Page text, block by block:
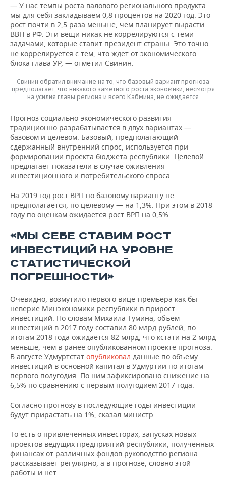
— У нас темпы роста валового регионального продукта
мы для себя закладываем 0,8 процентов на 2020 год. Это
рост почти в 2,5 раза меньше, чем планирует вырасти
ВВП в РФ. Эти вещи никак не коррелируются с теми
задачами, которые ставит президент страны. Это точно
не коррелируется с тем, что ждет от экономического
блока глава УР, — отметил Свинин.
Свинин обратил внимание на то, что базовый вариант прогноза
предполагает, что никакого заметного роста экономики, несмотря
на усилия главы региона и всего Кабмина, не ожидается
Прогноз социально-экономического развития
традиционно разрабатывается в двух вариантах —
базовом и целевом. Базовый, предполагающий
сдержанный внутренний спрос, используется при
формировании проекта бюджета республики. Целевой
предлагает показатели в случае оживления
инвестиционного и потребительского спроса.
На 2019 год рост ВРП по базовому варианту не
предполагается, по целевому — на 1,3%. При этом в 2018
году по оценкам ожидается рост ВРП на 0,5%.
«МЫ СЕБЕ СТАВИМ РОСТ
ИНВЕСТИЦИЙ НА УРОВНЕ
СТАТИСТИЧЕСКОЙ
ПОГРЕШНОСТИ»
Очевидно, возмутило первого вице-премьера как бы
неверие Минэкономики республики в прирост
инвестиций. По словам Михаила Тумина, объем
инвестиций в 2017 году составил 80 млрд рублей, по
итогам 2018 года ожидается 82 млрд, что кстати на 2 млрд
меньше, чем в ранее опубликованном проекте прогноза.
В августе Удмуртстат опубликовал данные по объему
инвестиций в основной капитал в Удмуртии по итогам
первого полугодия. По ним зафиксировано снижение на
6,5% по сравнению с первым полугодием 2017 года.
Согласно прогнозу в последующие годы инвестиции
будут прирастать на 1%, сказал министр.
То есть о привлеченных инвесторах, запусках новых
проектов ведущих предприятий республики, полученных
финансах от различных фондов руководство региона
рассказывает регулярно, а в прогнозе, словно этой
работы и нет.